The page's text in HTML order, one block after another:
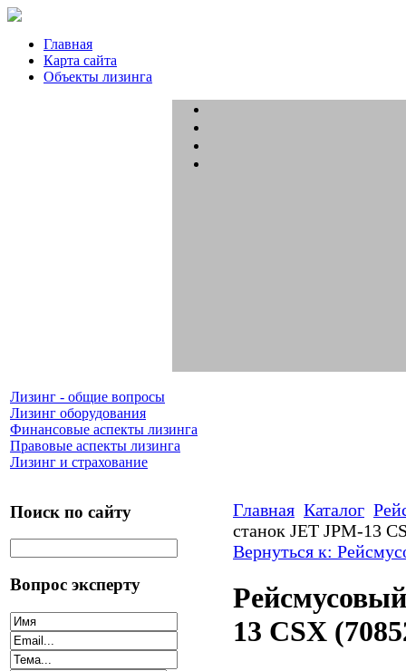
Главная
Карта сайта
Объекты лизинга
Лизинг - общие вопросы
Лизинг оборудования
Финансовые аспекты лизинга
Правовые аспекты лизинга
Лизинг и страхование
Поиск по сайту
Вопрос эксперту
Главная Каталог
станок JET JPM-13
Вернуться к:
13 CSX